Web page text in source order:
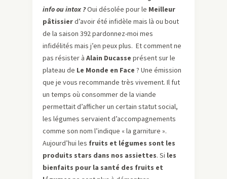
info ou intox ?Oui désolée pour le Meilleur
pâtissierd’avoir été infidèle mais là ou bout
de la saison 392 pardonnez-moi mes
infidélités mais j’en peux plus. Et comment ne
pas résister à Alain Ducasse présent sur le
plateau de Le Monde en Face ? Une émission
que je vous recommande très vivement. Il fut
un temps où consommer de la viande
permettait d’afficher un certain statut social,
les légumes servaient d’accompagnements
comme son nom l’indique « la garniture ».
Aujourd’hui les fruits et légumes sont les
produits stars dans nos assiettes. Si les
bienfaits pour la santé des fruits et